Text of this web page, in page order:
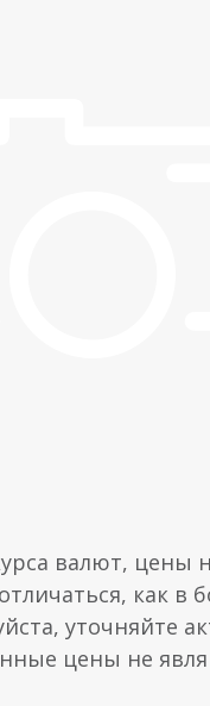
валют, цены
как в
уточняйте
цены не